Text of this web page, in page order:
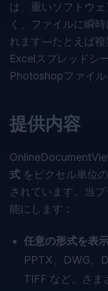
は、重いソフトウ
く、ファイルに瞬
れます—たとえば
Excelスプレッドシ
Photoshopファイル
提供内容
式 をピクセル単位
されています。当
能にします：
任意の形式を表
PPTX、DWG、
TIFF など、さま